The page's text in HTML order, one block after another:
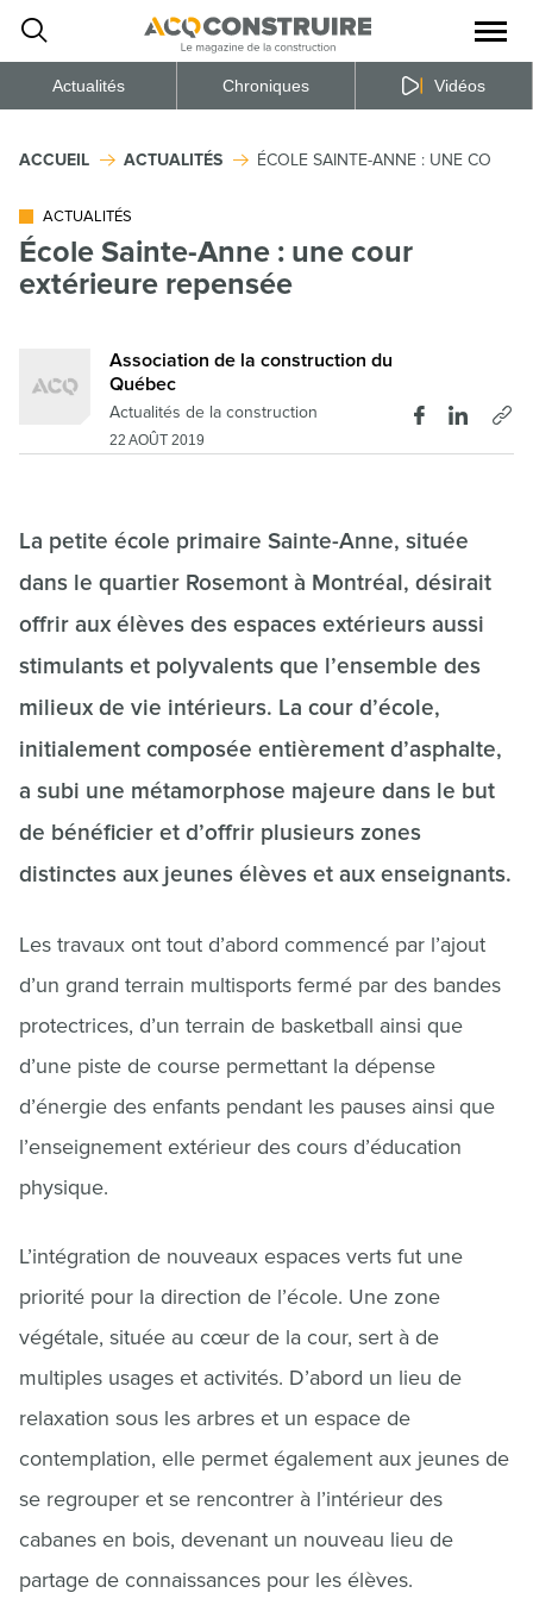
la
du
Actualités Chroniques Vidéos
ACCUEIL ACTUALITÉS ÉCOLE SAINTE-ANNE : UNE COUR
ACTUALITÉS
École Sainte-Anne : une cour
extérieure repensée
Association de la construction du
Québec
Actualités de la construction
22 AOÛT 2019
La petite école primaire Sainte-Anne, située
dans le quartier Rosemont à Montréal, désirait
offrir aux élèves des espaces extérieurs aussi
stimulants et polyvalents que l’ensemble des
milieux de vie intérieurs. La cour d’école,
initialement composée entièrement d’asphalte,
a subi une métamorphose majeure dans le but
de bénéficier et d’offrir plusieurs zones
distinctes aux jeunes élèves et aux enseignants.
Les travaux ont tout d’abord commencé par l’ajout
d’un grand terrain multisports fermé par des bandes
protectrices, d’un terrain de basketball ainsi que
d’une piste de course permettant la dépense
d’énergie des enfants pendant les pauses ainsi que
l’enseignement extérieur des cours d’éducation
physique.
L’intégration de nouveaux espaces verts fut une
priorité pour la direction de l’école. Une zone
végétale, située au cœur de la cour, sert à de
multiples usages et activités. D’abord un lieu de
relaxation sous les arbres et un espace de
contemplation, elle permet également aux jeunes de
se regrouper et se rencontrer à l’intérieur des
cabanes en bois, devenant un nouveau lieu de
partage de connaissances pour les élèves.